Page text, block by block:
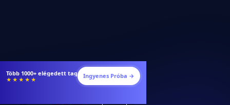
Több 1000+ elégedett tag
★★★★★ Ingyenes Próba →